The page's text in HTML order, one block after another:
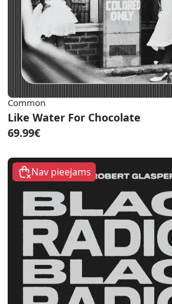
Common
Like Water For Chocolate
69.99€
Nav pieejams